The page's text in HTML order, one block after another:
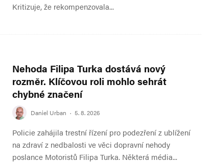
Kritizuje, že rekompenzovala...
Nehoda Filipa Turka dostává nový
rozměr. Klíčovou roli mohlo sehrát
chybné značení
Daniel Urban · 5. 8. 2026
Policie zahájila trestní řízení pro podezření z ublížení
na zdraví z nedbalosti ve věci dopravní nehody
poslance Motoristů Filipa Turka. Některá média...